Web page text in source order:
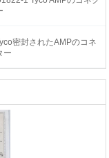
密封されたAMPのコネ
ー